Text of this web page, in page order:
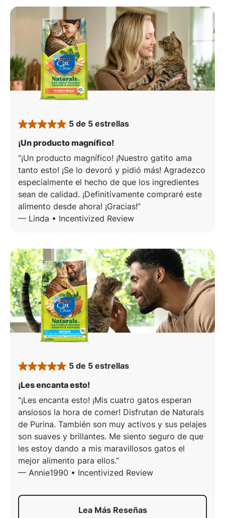
rated 5 stars
5 de 5 estrellas
¡Un producto magnífico!: 5 de 5 estrellas
¡Un producto magnífico! ¡Nuestro gatito ama
tanto esto! ¡Se lo devoró y pidió más! Agradezco
especialmente el hecho de que los ingredientes
sean de calidad. ¡Definitivamente compraré este
alimento desde ahora! ¡Gracias!
— Linda • Incentivized Review
rated 5 stars
5 de 5 estrellas
¡Les encanta esto!: 5 de 5 estrellas
¡Les encanta esto! ¡Mis cuatro gatos esperan
ansiosos la hora de comer! Disfrutan de Naturals
de Purina. También son muy activos y sus pelajes
son suaves y brillantes. Me siento seguro de que
les estoy dando a mis maravillosos gatos el
mejor alimento para ellos.
— Annie1990 • Incentivized Review
Lea Más Reseñas
Acerca De